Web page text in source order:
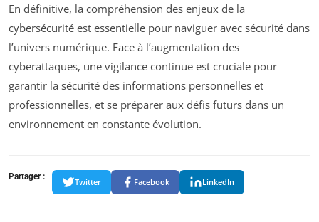
En définitive, la compréhension des enjeux de la
cybersécurité est essentielle pour naviguer avec sécurité dans
l’univers numérique. Face à l’augmentation des
cyberattaques, une vigilance continue est cruciale pour
garantir la sécurité des informations personnelles et
professionnelles, et se préparer aux défis futurs dans un
environnement en constante évolution.
Partager :
Twitter Facebook LinkedIn